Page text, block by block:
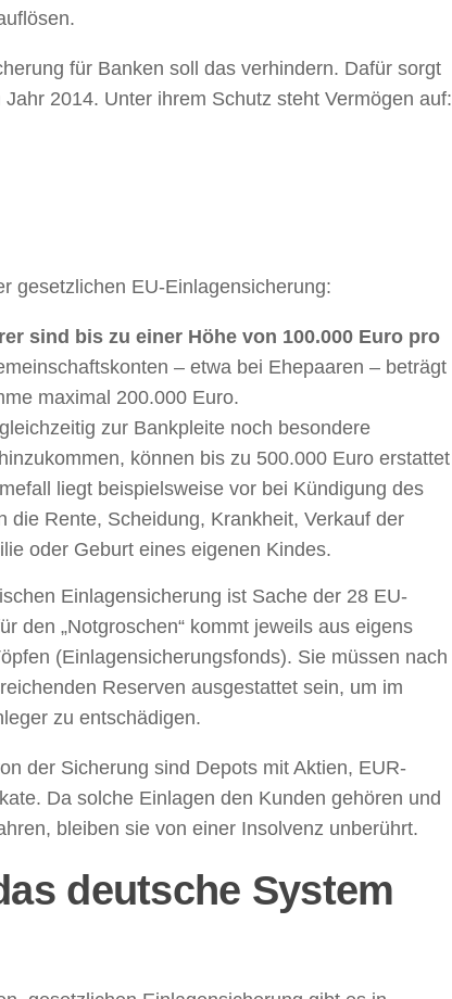
für Banken soll das verhindern. Dafür sorgt
2014. Unter ihrem Schutz steht Vermögen auf:
gesetzlichen EU-Einlagensicherung:
sind bis zu einer Höhe von 100.000 Euro pro
– etwa bei Ehepaaren – beträgt
maximal 200.000 Euro.
zur Bankpleite noch besondere
können bis zu 500.000 Euro erstattet
liegt beispielsweise vor bei Kündigung des
die Rente, Scheidung, Krankheit, Verkauf der
oder Geburt eines eigenen Kindes.
Einlagensicherung ist Sache der 28 EU-
den „Notgroschen“ kommt jeweils aus eigens
(Einlagensicherungsfonds). Sie müssen nach
Reserven ausgestattet sein, um im
zu entschädigen.
der Sicherung sind Depots mit Aktien, EUR-
Da solche Einlagen den Kunden gehören und
bleiben sie von einer Insolvenz unberührt.
deutsche System